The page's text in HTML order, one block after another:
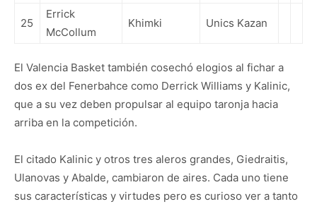
25
Errick
McCollum
Khimki Unics Kazan
El Valencia Basket también cosechó elogios al fichar a
dos ex del Fenerbahce como Derrick Williams y Kalinic,
que a su vez deben propulsar al equipo taronja hacia
arriba en la competición.
El citado Kalinic y otros tres aleros grandes, Giedraitis,
Ulanovas y Abalde, cambiaron de aires. Cada uno tiene
sus características y virtudes pero es curioso ver a tanto